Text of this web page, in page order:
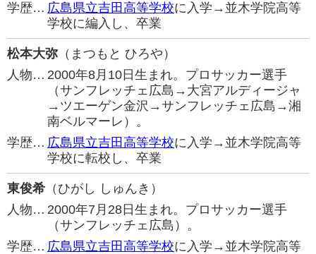
学歴… 広島県立吉田高等学校に入学→並木学院高等
学校に編入し、卒業
松本大弥 （まつもと ひろや）
人物… 2000年8月10日生まれ。プロサッカー選手
（サンフレッチェ広島→大宮アルディージャ
→ツエーゲン金沢→サンフレッチェ広島→湘
南ベルマーレ）。
学歴… 広島県立吉田高等学校に入学→並木学院高等
学校に転校し、卒業
東俊希 （ひがし しゅんき）
人物… 2000年7月28日生まれ。プロサッカー選手
（サンフレッチェ広島）。
学歴… 広島県立吉田高等学校に入学→並木学院高等